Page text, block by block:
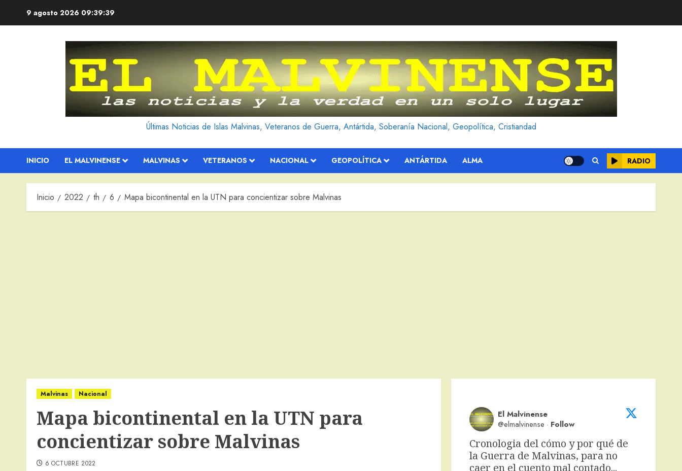
9 agosto 2026 09:39:40
Últimas Noticias de Islas Malvinas, Veteranos de Guerra, Antártida, Soberanía Nacional, Geopolítica, Cristiandad
INICIO EL MALVINENSE MALVINAS VETERANOS NACIONAL GEOPOLÍTICA ANTÁRTIDA ALMA RADIO
Inicio 2022 th 6 Mapa bicontinental en la UTN para concientizar sobre Malvinas
Malvinas Nacional
Mapa bicontinental en la UTN para
concientizar sobre Malvinas
6 OCTUBRE 2022
El Malvinense
@elmalvinense · Follow
Cronologia del cómo y por qué de
la Guerra de Malvinas, para no